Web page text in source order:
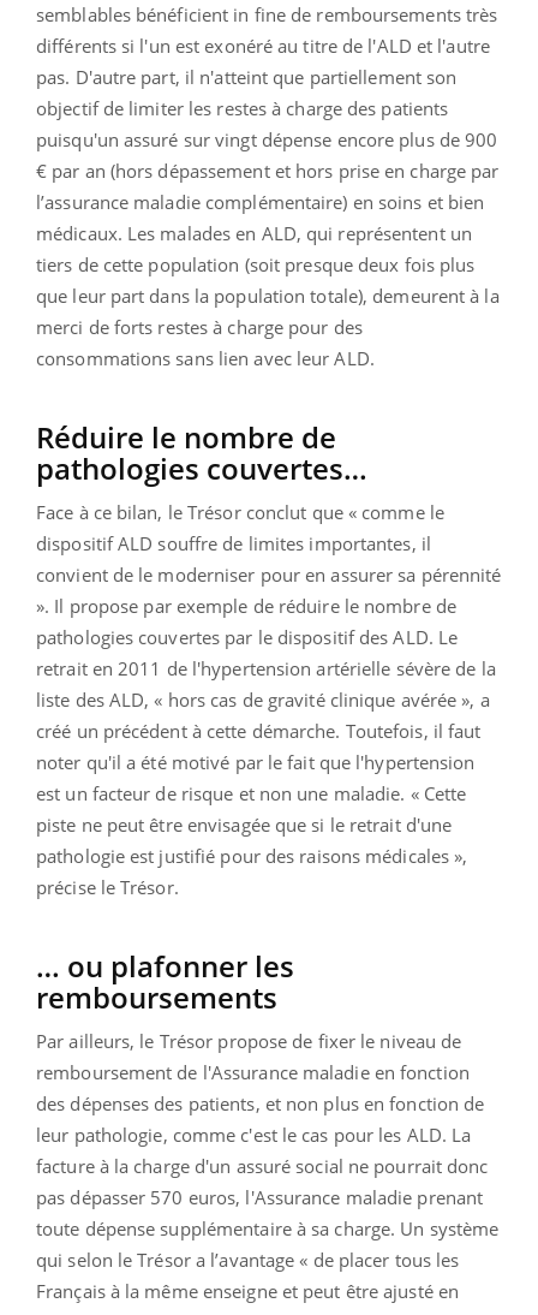
semblables bénéficient in fine de remboursements très
différents si l'un est exonéré au titre de l'ALD et l'autre
pas. D'autre part, il n'atteint que partiellement son
objectif de limiter les restes à charge des patients
puisqu'un assuré sur vingt dépense encore plus de 900
€ par an (hors dépassement et hors prise en charge par
l’assurance maladie complémentaire) en soins et bien
médicaux. Les malades en ALD, qui représentent un
tiers de cette population (soit presque deux fois plus
que leur part dans la population totale), demeurent à la
merci de forts restes à charge pour des
consommations sans lien avec leur ALD.
Réduire le nombre de
pathologies couvertes…
Face à ce bilan, le Trésor conclut que « comme le
dispositif ALD souffre de limites importantes, il
convient de le moderniser pour en assurer sa pérennité
». Il propose par exemple de réduire le nombre de
pathologies couvertes par le dispositif des ALD. Le
retrait en 2011 de l'hypertension artérielle sévère de la
liste des ALD, « hors cas de gravité clinique avérée », a
créé un précédent à cette démarche. Toutefois, il faut
noter qu'il a été motivé par le fait que l'hypertension
est un facteur de risque et non une maladie. « Cette
piste ne peut être envisagée que si le retrait d'une
pathologie est justifié pour des raisons médicales »,
précise le Trésor.
… ou plafonner les
remboursements
Par ailleurs, le Trésor propose de fixer le niveau de
remboursement de l'Assurance maladie en fonction
des dépenses des patients, et non plus en fonction de
leur pathologie, comme c'est le cas pour les ALD. La
facture à la charge d'un assuré social ne pourrait donc
pas dépasser 570 euros, l'Assurance maladie prenant
toute dépense supplémentaire à sa charge. Un système
qui selon le Trésor a l’avantage « de placer tous les
Français à la même enseigne et peut être ajusté en